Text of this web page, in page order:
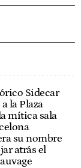
Sidecar
la Plaza
mítica sala
su nombre
atrás el